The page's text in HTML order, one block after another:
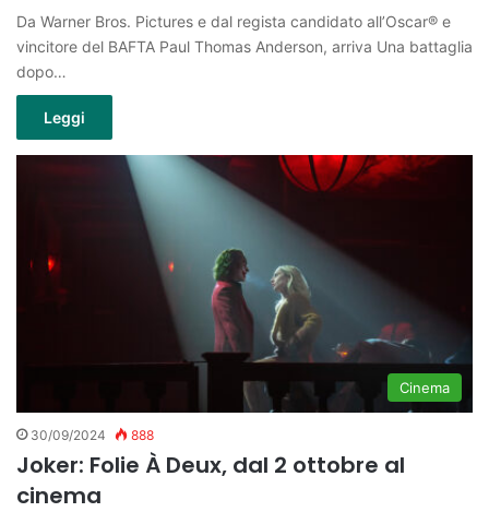
Da Warner Bros. Pictures e dal regista candidato all’Oscar® e
vincitore del BAFTA Paul Thomas Anderson, arriva Una battaglia
dopo…
Leggi
Cinema
30/09/2024 888
Joker: Folie À Deux, dal 2 ottobre al
cinema